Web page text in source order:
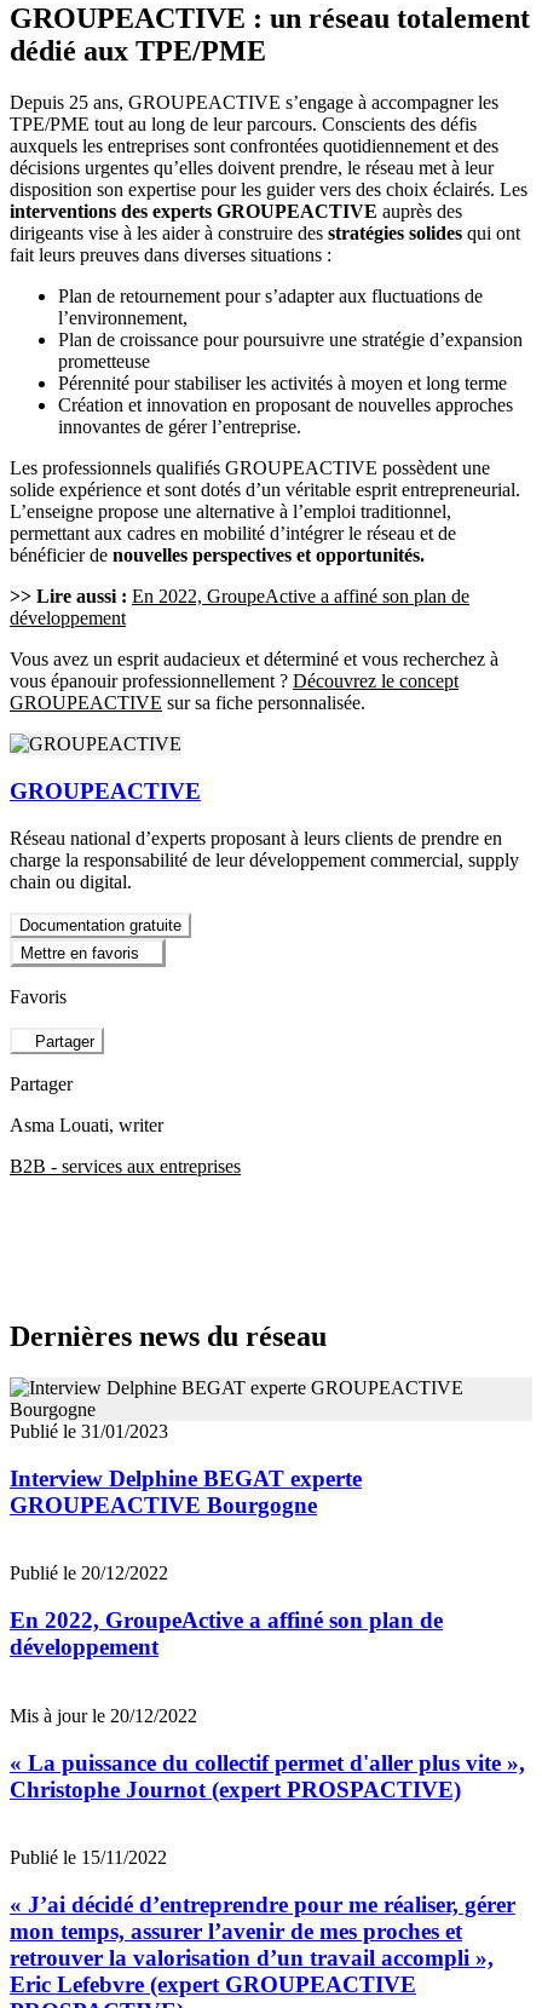
GROUPEACTIVE : un réseau totalement
dédié aux TPE/PME
Depuis 25 ans, GROUPEACTIVE s’engage à accompagner les
TPE/PME tout au long de leur parcours. Conscients des défis
auxquels les entreprises sont confrontées quotidiennement et des
décisions urgentes qu’elles doivent prendre, le réseau met à leur
disposition son expertise pour les guider vers des choix éclairés. Les
interventions des experts GROUPEACTIVE auprès des
dirigeants vise à les aider à construire des stratégies solides qui ont
fait leurs preuves dans diverses situations :
Plan de retournement pour s’adapter aux fluctuations de
l’environnement,
Plan de croissance pour poursuivre une stratégie d’expansion
prometteuse
Pérennité pour stabiliser les activités à moyen et long terme
Création et innovation en proposant de nouvelles approches
innovantes de gérer l’entreprise.
Les professionnels qualifiés GROUPEACTIVE possèdent une
solide expérience et sont dotés d’un véritable esprit entrepreneurial.
L’enseigne propose une alternative à l’emploi traditionnel,
permettant aux cadres en mobilité d’intégrer le réseau et de
bénéficier de nouvelles perspectives et opportunités.
>> Lire aussi : En 2022, GroupeActive a affiné son plan de
développement
Vous avez un esprit audacieux et déterminé et vous recherchez à
vous épanouir professionnellement ? Découvrez le concept
GROUPEACTIVE sur sa fiche personnalisée.
GROUPEACTIVE
Réseau national d’experts proposant à leurs clients de prendre en
charge la responsabilité de leur développement commercial, supply
chain ou digital.
Documentation gratuite
Mettre en favoris
Favoris
Partager
Partager
Asma Louati, writer
B2B - services aux entreprises
Dernières news du réseau
Publié le 31/01/2023
Interview Delphine BEGAT experte
GROUPEACTIVE Bourgogne
Publié le 20/12/2022
En 2022, GroupeActive a affiné son plan de
développement
Mis à jour le 20/12/2022
« La puissance du collectif permet d'aller plus vite »,
Christophe Journot (expert PROSPACTIVE)
Publié le 15/11/2022
« J’ai décidé d’entreprendre pour me réaliser, gérer
mon temps, assurer l’avenir de mes proches et
retrouver la valorisation d’un travail accompli »,
Eric Lefebvre (expert GROUPEACTIVE